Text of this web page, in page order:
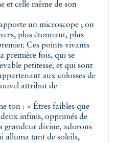
et celle même de son
un microscope ; on
plus étonnant, plus
Ces points vivants
première fois, qui se
petitesse, et qui sont
aux colosses de
attribut de
ton : « Êtres faibles que
infinis, opprimés de
grandeur divine, adorons
alluma tant de soleils,